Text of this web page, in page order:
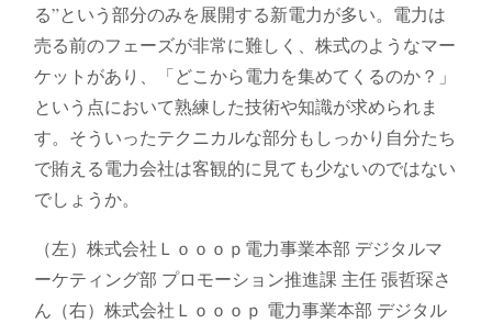
る”という部分のみを展開する新電力が多い。電力は
売る前のフェーズが非常に難しく、株式のようなマー
ケットがあり、「どこから電力を集めてくるのか？」
という点において熟練した技術や知識が求められま
す。そういったテクニカルな部分もしっかり自分たち
で賄える電力会社は客観的に見ても少ないのではない
でしょうか。
（左）株式会社Ｌｏｏｏｐ電力事業本部 デジタルマ
ーケティング部 プロモーション推進課 主任 張哲琛さ
ん（右）株式会社Ｌｏｏｏｐ 電力事業本部 デジタル